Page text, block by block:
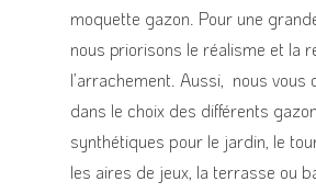
moquette gazon. Pour une
nous priorisons le réalisme et la
l’arrachement. Aussi, nous vous
dans le choix des différents
synthétiques pour le jardin, le
les aires de jeux, la terrasse ou